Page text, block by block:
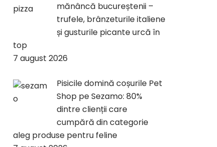
mănâncă bucureștenii –
trufele, brânzeturile italiene
și gusturile picante urcă în
top
7 august 2026
Pisicile domină coșurile Pet
Shop pe Sezamo: 80%
dintre clienții care
cumpără din categorie
aleg produse pentru feline